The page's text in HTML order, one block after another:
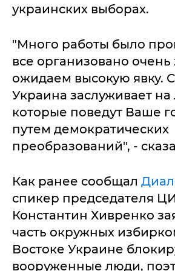
украинских выборах.
"Много работы было
все организовано
ожидаем высокую явку.
Украина заслуживает
которые поведут Ваше
путем демократических
преобразований", -
Как ранее сообщал
спикер председателя
Константин Хивренко
часть окружных
Востоке Украине
вооруженные люди,